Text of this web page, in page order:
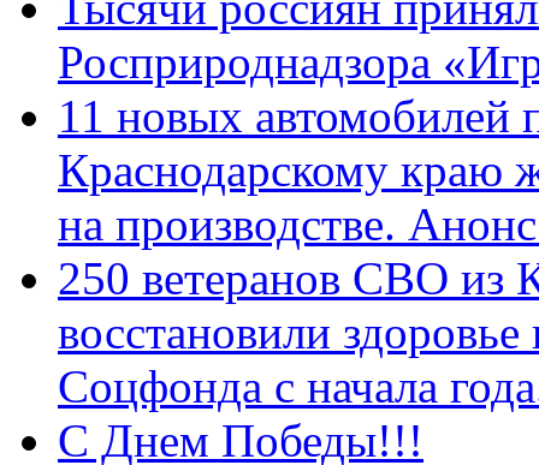
Росприроднадзора
11 новых автомобилей
Краснодарскому краю
на производстве.
250 ветеранов СВО из
восстановили
Соцфонда с начала
С Днем Победы!!!